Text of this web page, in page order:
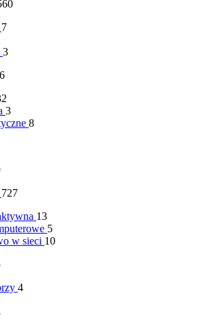
7
3
3
8
727
13
5
w sieci 10
4